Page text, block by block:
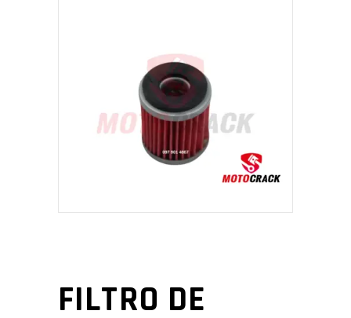
FILTRO DE